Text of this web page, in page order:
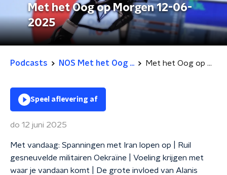
Met het Oog op Morgen 12-06-
2025
Podcasts NOS Met het Oog ... Met het Oog op Morgen 12-06-2025
Speel aflevering af
do 12 juni 2025
Met vandaag: Spanningen met Iran lopen op | Ruil
gesneuvelde militairen Oekraïne | Voeling krijgen met
waar je vandaan komt | De grote invloed van Alanis